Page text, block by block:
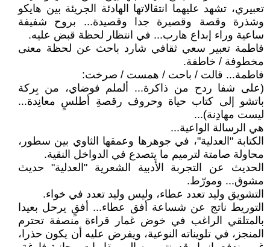
تعبيري، تشهد عليهما انتقالاتها الهادئة الجريئة بين هايكو
وشذرة وقصة وقصيرة جدا وقصيدة... بروح شفيفة
ساعية وراء إبداع هارب... في انتظار لحظة قبض عليه.
فاطمة تعبير سعي ثقافي شارد باحث عن لحظة معنى
مخطوفة / خاطفة.
فاطمة... قالت / باحت / همست / صرخت:
(على شفا ردح من ذاكرة... ألملم فوضاي، من بِركة
باتشو إلى كتاب حياة وحروف رقصةِ أطلسٍ معانِدة...
ليست مهادِنة)...
هي الرسالة الواعية...
الكتابة "العدلية"، في جوهرها وعمقها الثاوي بين سطور،
محاولة صامتة لترميم ما يتصدع في الدواخل النقية.
الحديث عن التجربة الأدبية الشعرية "العدلية" حديث
مشوق... ومورّط.
التشويق وليد تعدد عطاء، وليس وليد تعدد في خواء.
التوريط ناتج عن شساعة أفق عطاء... أفقٍ يرحل بعيدا
بالمتلقي الراغب في خوض غمار قراءة منصفة تحترم
المنجز، في تلويناته النوعية، ويفرض عليه أن يكون حذرا،